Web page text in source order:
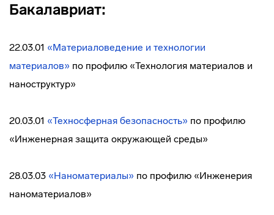
Бакалавриат:
22.03.01 «Материаловедение и технологии
материалов» по профилю «Технология материалов и
наноструктур»
20.03.01 «Техносферная безопасность» по профилю
«Инженерная защита окружающей среды»
28.03.03 «Наноматериалы» по профилю «Инженерия
наноматериалов»